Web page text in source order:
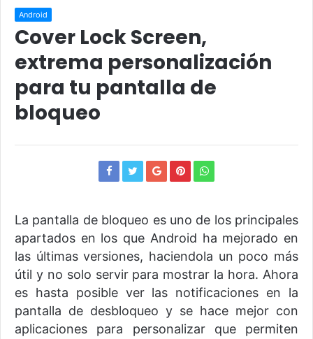
Android
Cover Lock Screen,
extrema personalización
para tu pantalla de
bloqueo
La pantalla de bloqueo es uno de los principales
apartados en los que Android ha mejorado en
las últimas versiones, haciendola un poco más
útil y no solo servir para mostrar la hora. Ahora
es hasta posible ver las notificaciones en la
pantalla de desbloqueo y se hace mejor con
aplicaciones para personalizar que permiten